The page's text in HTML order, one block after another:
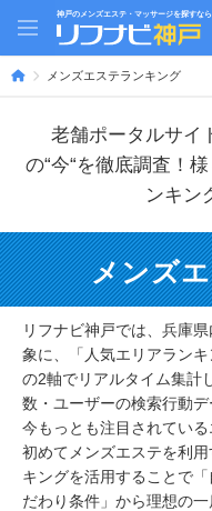
神戸のメンズエステ・マッサージを探すなら
メンズエステランキング
老舗ポータルサイ
の“今“を徹底調査！
ンキン
メンズ
リフナビ神戸では、兵庫
象に、「人気エリアラン
の2軸でリアルタイム集計
数・ユーザーの検索行動
今もっとも注目されてい
初めてメンズエステを利
キングを活用することで
だわり条件」から理想の